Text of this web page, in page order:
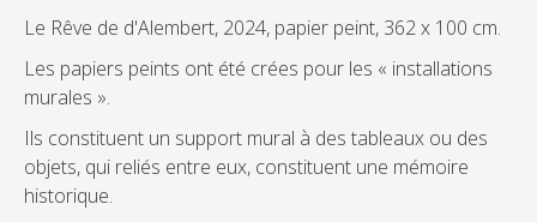
Le Rêve de d'Alembert, 2024, papier peint, 362 x 100 cm.
Les papiers peints ont été crées pour les « installations
murales ».
Ils constituent un support mural à des tableaux ou des
objets, qui reliés entre eux, constituent une mémoire
historique.